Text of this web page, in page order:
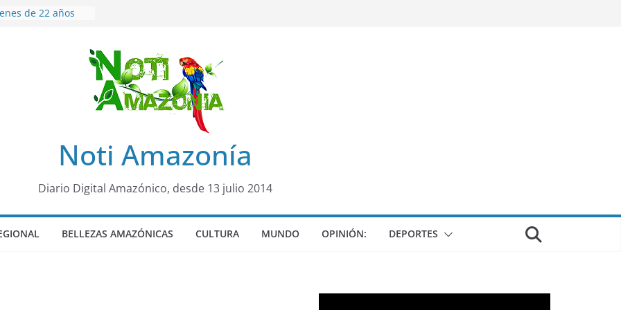
de 22 años
nueva reina por
de dormir mal en
Noti Amazonía
Diario Digital Amazónico, desde 13 julio 2014
BELLEZAS AMAZÓNICAS CULTURA MUNDO OPINIÓN: DEPORTES